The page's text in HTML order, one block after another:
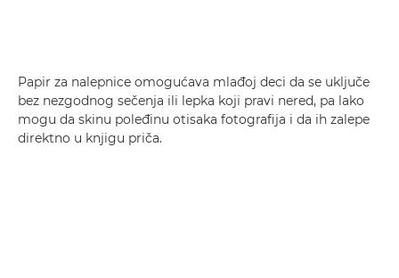
Papir za nalepnice omogućava mlađoj deci da se uključe
bez nezgodnog sečenja ili lepka koji pravi nered, pa lako
mogu da skinu poleđinu otisaka fotografija i da ih zalepe
direktno u knjigu priča.